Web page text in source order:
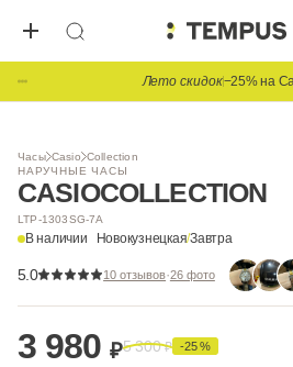
Лето скидок−25% на
Часы Casio Collection
НАРУЧНЫЕ ЧАСЫ
CASIOCOLLECTION
LTP-1303SG-7A
В наличии Новокузнецкая/Завтра
5.0 10 отзывов·26 фото
3 980 ₽5 300₽ -25 %